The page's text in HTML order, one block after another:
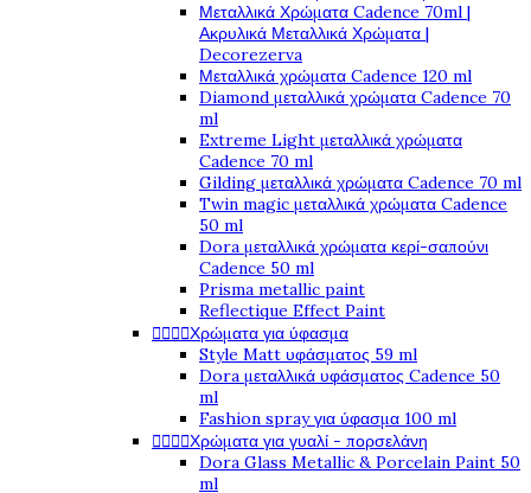
Μεταλλικά Χρώματα Cadence 70ml |
Ακρυλικά Μεταλλικά Χρώματα |
Decorezerva
Μεταλλικά χρώματα Cadence 120 ml
Diamond μεταλλικά χρώματα Cadence 70
ml
Extreme Light μεταλλικά χρώματα
Cadence 70 ml
Gilding μεταλλικά χρώματα Cadence 70 ml
Twin magic μεταλλικά χρώματα Cadence
50 ml
Dora μεταλλικά χρώματα κερί-σαπούνι
Cadence 50 ml
Prisma metallic paint
Reflectique Effect Paint
Χρώματα για ύφασμα
Style Matt υφάσματος 59 ml
Dora μεταλλικά υφάσματος Cadence 50
ml
Fashion spray για ύφασμα 100 ml
Χρώματα για γυαλί - πορσελάνη
Dora Glass Metallic & Porcelain Paint 50
ml